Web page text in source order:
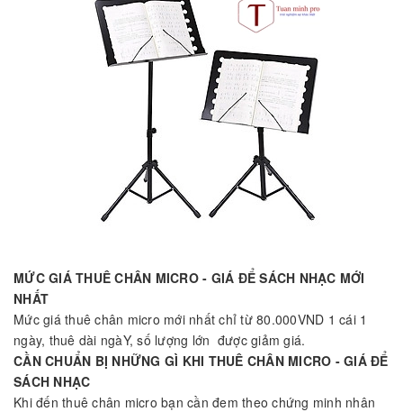
MỨC GIÁ THUÊ CHÂN MICRO - GIÁ ĐỂ SÁCH NHẠC MỚI
NHẤT
Mức giá thuê chân micro mới nhất chỉ từ 80.000VND 1 cái 1
ngày, thuê dài ngàY, số lượng lớn được giảm giá.
CẦN CHUẨN BỊ NHỮNG GÌ KHI THUÊ CHÂN MICRO - GIÁ ĐỂ
SÁCH NHẠC
Khi đến thuê chân micro bạn cần đem theo chứng minh nhân